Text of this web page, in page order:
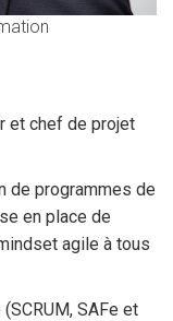
et chef de projet
de programmes de
en place de
agile à tous
SAFe et